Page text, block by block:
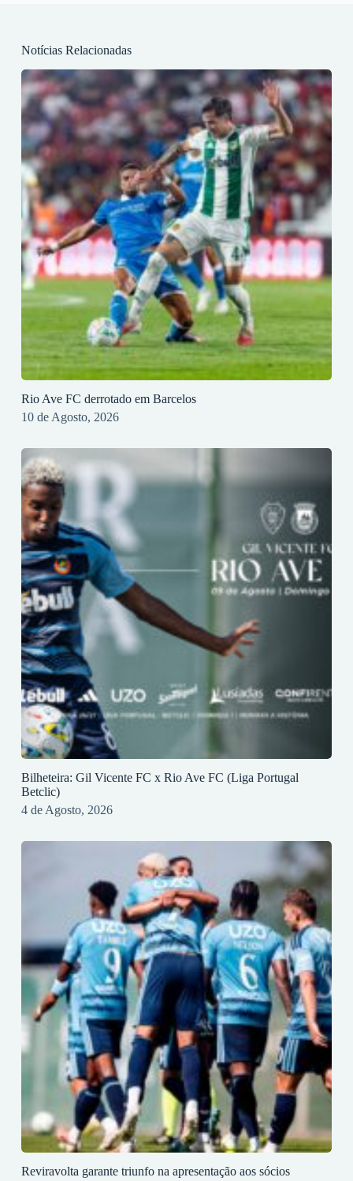
Notícias Relacionadas
Rio Ave FC derrotado em Barcelos
10 de Agosto, 2026
Bilheteira: Gil Vicente FC x Rio Ave FC (Liga Portugal
Betclic)
4 de Agosto, 2026
Reviravolta garante triunfo na apresentação aos sócios